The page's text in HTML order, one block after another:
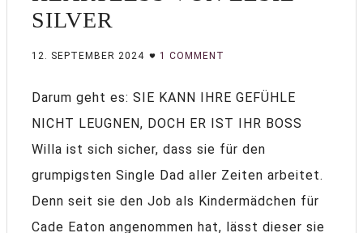
SILVER
12. SEPTEMBER 2024 1 COMMENT
Darum geht es: SIE KANN IHRE GEFÜHLE
NICHT LEUGNEN, DOCH ER IST IHR BOSS
Willa ist sich sicher, dass sie für den
grumpigsten Single Dad aller Zeiten arbeitet.
Denn seit sie den Job als Kindermädchen für
Cade Eaton angenommen hat, lässt dieser sie